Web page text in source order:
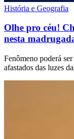
História e Geografia
Olhe pro céu!
nesta
Fenômeno poderá
afastados das luzes